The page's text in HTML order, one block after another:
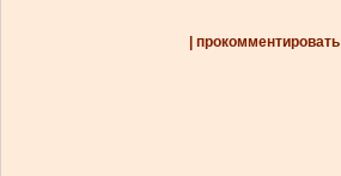
| прокомментировать |